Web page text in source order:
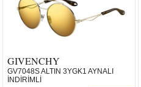
GIVENCHY
GV7048S ALTIN 3YGK1 AYNALI
İNDİRİMLİ